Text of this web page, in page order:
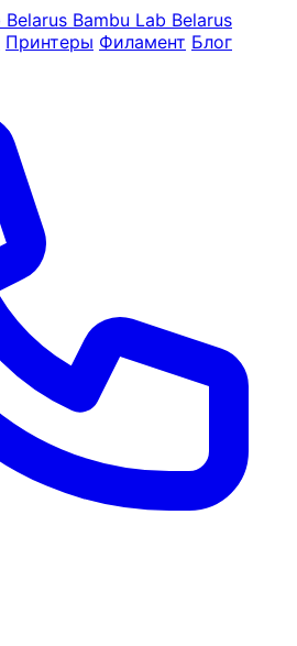
Bambu Lab Belarus
Принтеры Филамент Блог